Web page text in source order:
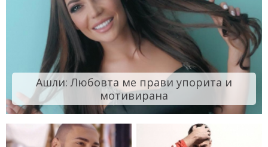
Ашли: Любовта ме прави упорита и
мотивирана